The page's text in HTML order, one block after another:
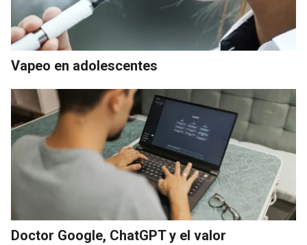
Vapeo en adolescentes
Doctor Google, ChatGPT y el valor